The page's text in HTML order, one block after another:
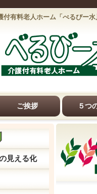
付有料老人ホーム「べるびー
ご挨拶 ５つ
見える化